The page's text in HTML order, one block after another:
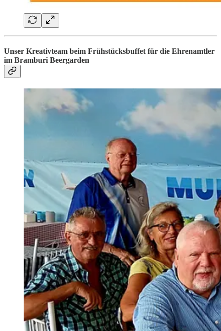
Unser Kreativteam beim Frühstücksbuffet für die Ehrenamtler
im Bramburi Beergarden